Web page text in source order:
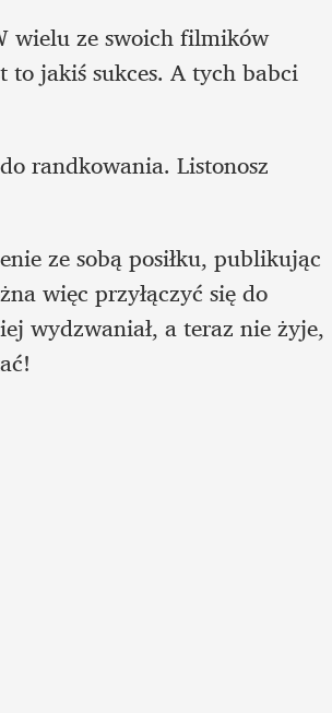
wielu ze swoich filmików
to jakiś sukces. A tych babci
randkowania. Listonosz
ze sobą posiłku, publikując
więc przyłączyć się do
wydzwaniał, a teraz nie żyje,